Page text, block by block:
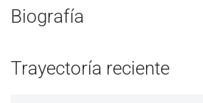
Biografía
Trayectoría reciente